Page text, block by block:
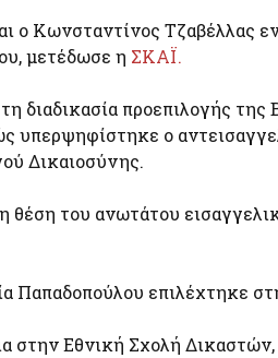
ο Κωνσταντίνος Τζαβέλλας
μετέδωσε η ΣΚΑΪ.
διαδικασία προεπιλογής
υπερψηφίστηκε ο
Δικαιοσύνης.
του ανωτάτου
Παπαδοπούλου επιλέχτηκε
στην Εθνική Σχολή